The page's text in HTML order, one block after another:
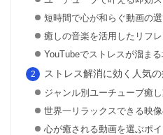
短時間で心が和らぐ動画の
癒しの音楽を活用したリフ
YouTubeでストレスが溜ま
ストレス解消に効く人気
ジャンル別ユーチューブ癒
世界一リラックスできる映
心が癒される動画を選ぶポイ